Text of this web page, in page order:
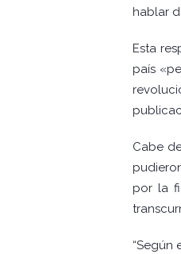
hablar
Esta
país
Cabe
por la
“Según